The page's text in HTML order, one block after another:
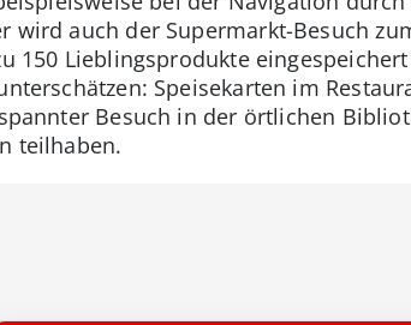
wird auch der Supermarkt-Besuch
150 Lieblingsprodukte
Speisekarten im
Besuch in der örtlichen
teilhaben.